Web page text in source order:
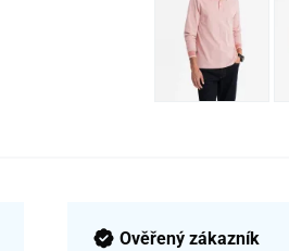
Ověřený zákazník